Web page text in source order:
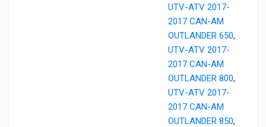
UTV-ATV 2017-
2017 CAN-AM
OUTLANDER 650,
UTV-ATV 2017-
2017 CAN-AM
OUTLANDER 800,
UTV-ATV 2017-
2017 CAN-AM
OUTLANDER 850,